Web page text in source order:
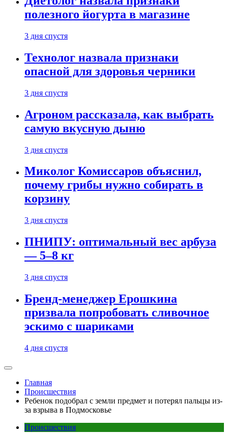
полезного йогурта в магазине
3 дня спустя
Технолог назвала признаки
опасной для здоровья черники
3 дня спустя
Агроном рассказала, как выбрать
самую вкусную дыню
3 дня спустя
Миколог Комиссаров объяснил,
почему грибы нужно собирать в
корзину
3 дня спустя
ПНИПУ: оптимальный вес арбуза
— 5–8 кг
3 дня спустя
Бренд-менеджер Ерошкина
призвала попробовать сливочное
эскимо с шариками
4 дня спустя
Главная
Происшествия
Ребенок подобрал с земли предмет и потерял пальцы из-
за взрыва в Подмосковье
Происшествия